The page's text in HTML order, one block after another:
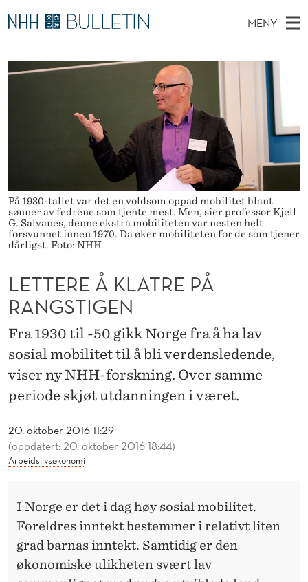
L
E
T
Å
K
L
T
R
E
P
Å
A
N
MENY
O
V
Y
Ø
K Stipendiater og nye forskerprofiler
Ekspertutvalg
På 1930-tallet var det en voldsom oppad mobilitet blant
sønner av fedrene som tjente mest. Men, sier professor Kjell
G. Salvanes, denne ekstra mobiliteten var nesten helt
forsvunnet innen 1970. Da øker mobiliteten for de som tjener
dårligst. Foto: NHH
20. oktober 2016 11:29
(oppdatert: 20. oktober 2016 18:44)
Arbeidslivsøkonomi
LETTERE Å KLATRE PÅ
RANGSTIGEN
Fra 1930 til -50 gikk Norge fra å ha lav
sosial mobilitet til å bli verdensledende,
viser ny NHH-forskning. Over samme
periode skjøt utdanningen i været.
I Norge er det i dag høy sosial mobilitet.
Foreldres inntekt bestemmer i relativt liten
grad barnas inntekt. Samtidig er den
økonomiske ulikheten svært lav